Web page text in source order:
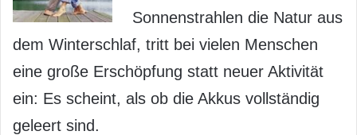
Sonnenstrahlen die Natur aus
dem Winterschlaf, tritt bei vielen Menschen
eine große Erschöpfung statt neuer Aktivität
ein: Es scheint, als ob die Akkus vollständig
geleert sind.